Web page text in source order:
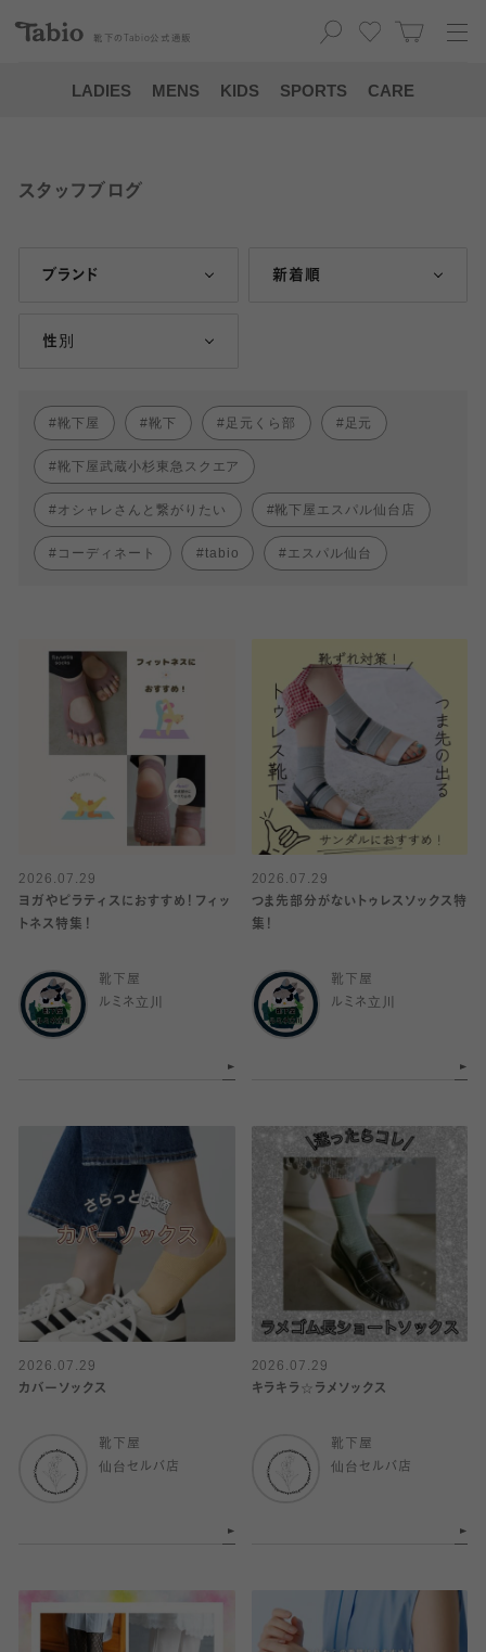
靴下の Tabio 公式通販
LADIES MENS KIDS SPORTS CARE
スタッフブログ
ブランド 新着順
性別
靴下屋 靴下 足元くら部 足元
靴下屋武蔵小杉東急スクエア
オシャレさんと繋がりたい 靴下屋エスパル仙台店
コーディネート tabio エスパル仙台
2026.07.29
ヨガやピラティスにおすすめ！フィッ
トネス特集！
靴下屋
ルミネ立川
2026.07.29
つま先部分がないトゥレスソックス特
集！
靴下屋
ルミネ立川
2026.07.29
カバーソックス
靴下屋
仙台セルバ店
2026.07.29
キラキラ☆ラメソックス
靴下屋
仙台セルバ店